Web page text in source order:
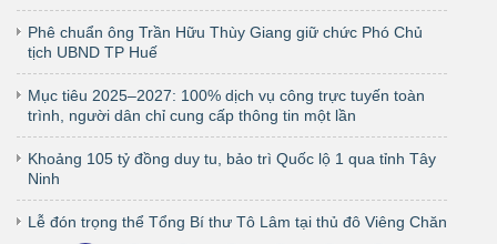
Phê chuẩn ông Trần Hữu Thùy Giang giữ chức Phó Chủ
tịch UBND TP Huế
Mục tiêu 2025–2027: 100% dịch vụ công trực tuyến toàn
trình, người dân chỉ cung cấp thông tin một lần
Khoảng 105 tỷ đồng duy tu, bảo trì Quốc lộ 1 qua tỉnh Tây
Ninh
Lễ đón trọng thể Tổng Bí thư Tô Lâm tại thủ đô Viêng Chăn